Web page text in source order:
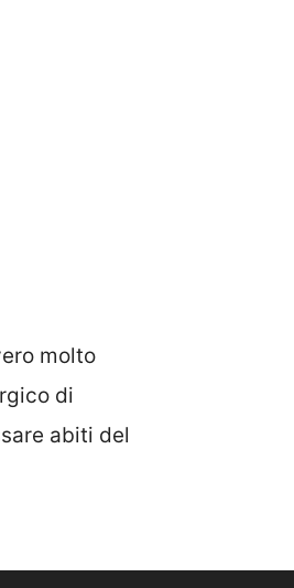
molto
di
abiti del